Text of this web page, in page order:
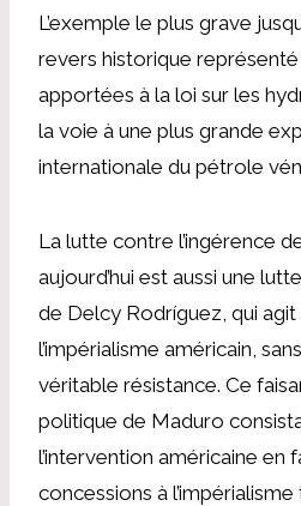
L’exemple le plus grave
revers historique
apportées à la loi sur les
la voie à une plus grande
internationale du pétrole
La lutte contre l’ingérence
aujourd’hui est aussi une
de Delcy Rodríguez, qui
l’impérialisme américain,
véritable résistance. Ce
politique de Maduro
l’intervention américaine en
concessions à